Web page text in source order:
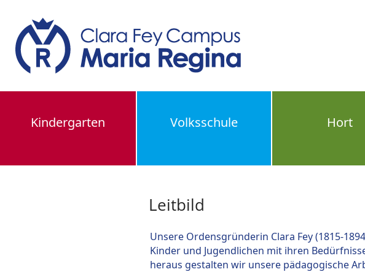
Kindergarten Volksschule Hort
Leitbild
Unsere Ordensgründerin Clara Fey (1815-
Kinder und Jugendlichen mit ihren
heraus gestalten wir unsere pädagogische